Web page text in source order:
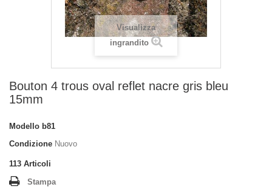
Visualizza
ingrandito
Bouton 4 trous oval reflet nacre gris bleu
15mm
Modello b81
Condizione Nuovo
113 Articoli
Stampa